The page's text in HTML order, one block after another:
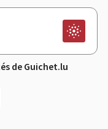
de Guichet.lu